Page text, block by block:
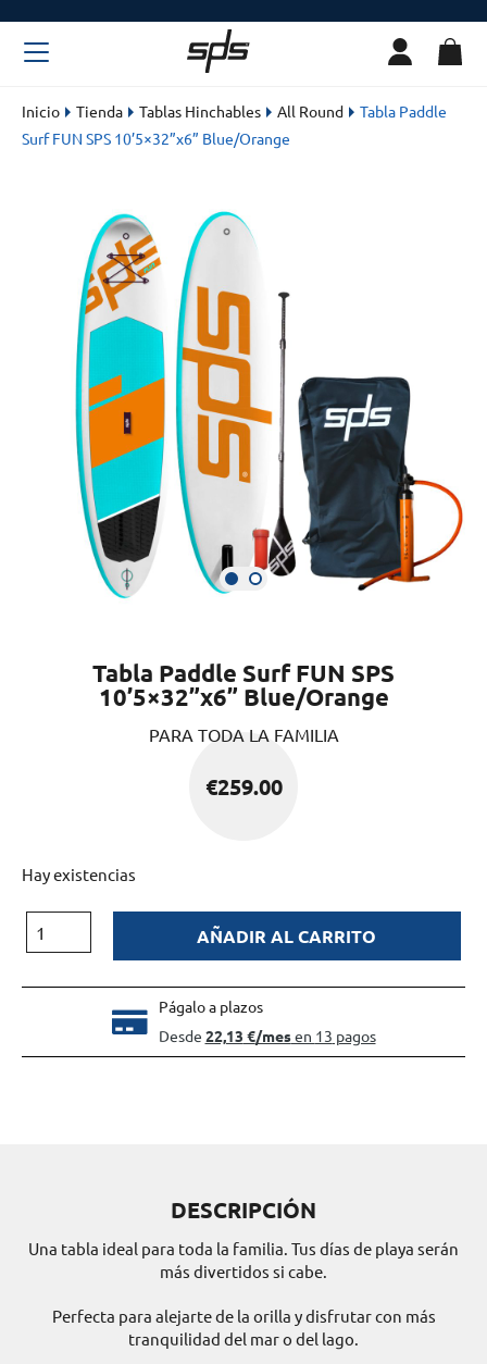
Inicio Tienda Tablas Hinchables All Round
Tabla Paddle
Surf FUN SPS 10’5×32”x6” Blue/Orange
Tabla Paddle Surf FUN SPS
10’5×32”x6” Blue/Orange
PARA TODA LA FAMILIA
€259.00
Hay existencias
AÑADIR AL CARRITO
Págalo a plazos
DESCRIPCIÓN
Una tabla ideal para toda la familia. Tus días de playa serán
más divertidos si cabe.
Perfecta para alejarte de la orilla y disfrutar con más
tranquilidad del mar o del lago.